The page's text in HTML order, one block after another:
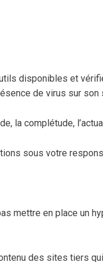
disponibles et
de virus sur son
la complétude,
sous votre
mettre en place un
des sites tiers